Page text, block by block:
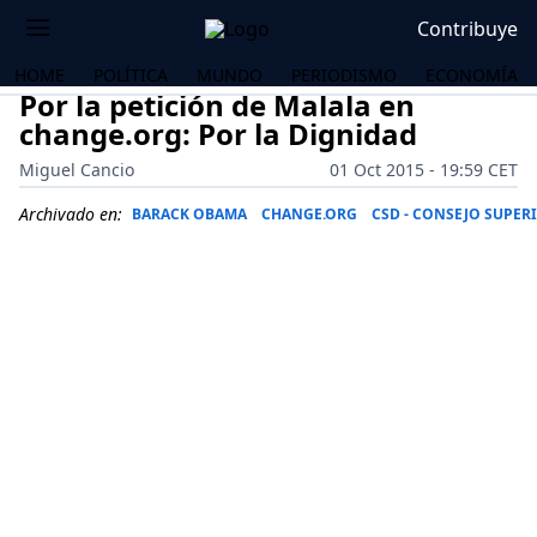
Contribuye
HOME POLÍTICA MUNDO PERIODISMO ECONOMÍA
Por la petición de Malala en
change.org: Por la Dignidad
Miguel Cancio
01 Oct 2015 - 19:59 CET
Archivado en: BARACK OBAMA CHANGE.ORG CSD - CONSEJO